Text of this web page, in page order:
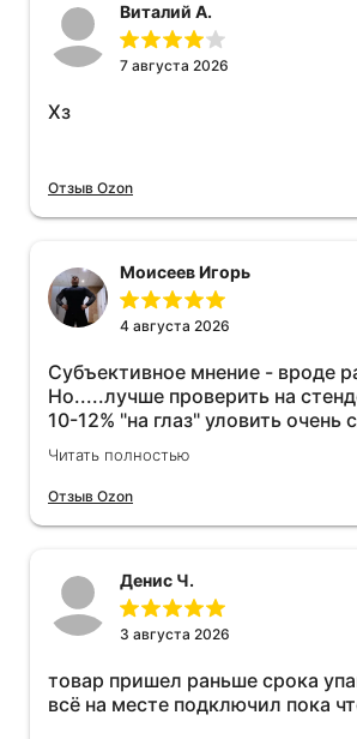
Виталий А.
7 августа 2026
Хз
Отзыв Ozon
Моисеев Игорь
4 августа 2026
Субъективное мнение - вроде
Но.....лучше проверить на
10-12% "на глаз" уловить очень
Покатаюсь, потом отключу и
будет 😁.
Читать полностью
Отзыв Ozon
Денис Ч.
3 августа 2026
товар пришел раньше срока
всё на месте подключил пока